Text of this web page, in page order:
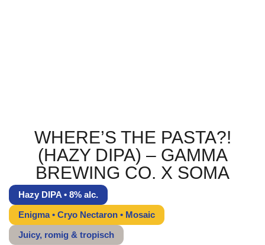
WHERE’S THE PASTA?!
(HAZY DIPA) – GAMMA
BREWING CO. X SOMA
Hazy DIPA • 8% alc.
Enigma • Cryo Nectaron • Mosaic
Juicy, romig & tropisch